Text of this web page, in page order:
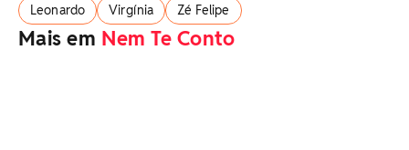
Leonardo Virgínia Zé Felipe
Mais em Nem Te Conto